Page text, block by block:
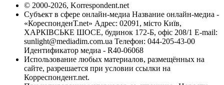
© 2000-2026, Korrespondent.net
Субъект в сфере онлайн-медиа Название онлайн-медиа -
«КореспонденТ.net» Адрес: 02091, місто Київ,
ХАРКІВСЬКЕ ШОСЕ, будинок 172-Б, офіс 208/1 E-mail:
sunlight@mediadim.com.ua Телефон: 044-205-43-00
Идентификатор медиа - R40-06068
Использование любых материалов, размещённых на
сайте, разрешается при условии ссылки на
Корреспондент.net.